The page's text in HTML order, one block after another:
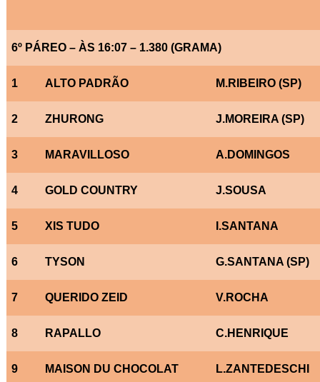
6º PÁREO – ÀS 16:07 – 1.380 (GRAMA)
1 ALTO PADRÃO M.RIBEIRO (SP)
2 ZHURONG J.MOREIRA (SP)
3 MARAVILLOSO A.DOMINGOS
4 GOLD COUNTRY J.SOUSA
5 XIS TUDO I.SANTANA
6 TYSON G.SANTANA (SP)
7 QUERIDO ZEID V.ROCHA
8 RAPALLO C.HENRIQUE
9 MAISON DU CHOCOLAT L.ZANTEDESCHI